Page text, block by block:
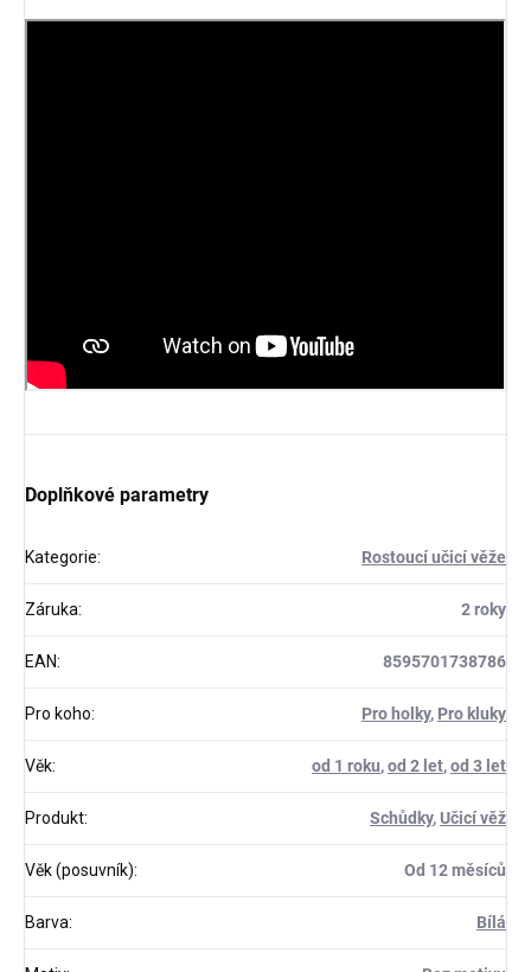
Doplňkové parametry
Kategorie: Rostoucí učicí věže
Záruka: 2 roky
EAN: 8595701738786
Pro koho: Pro holky, Pro kluky
Věk: od 1 roku,od 2 let,od 3 let
Produkt: Schůdky,Učicí věž
Věk (posuvník): Od 12 měsíců
Barva: Bílá